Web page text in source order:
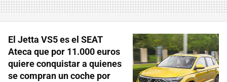
El Jetta VS5 es el SEAT
Ateca que por 11.000 euros
quiere conquistar a quienes
se compran un coche por